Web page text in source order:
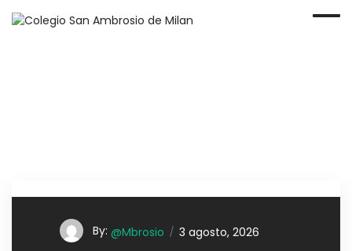
By: @mbrosio 3 agosto, 2026